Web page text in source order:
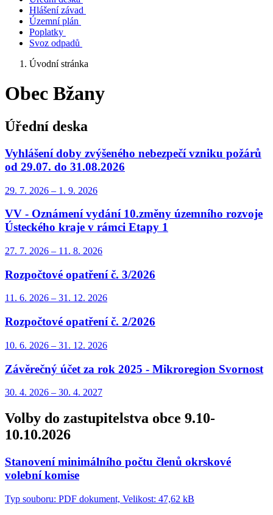
Hlášení závad
Územní plán
Poplatky
Svoz odpadů
Úvodní stránka
Obec Bžany
Úřední deska
Vyhlášení doby zvýšeného nebezpečí vzniku požárů
od 29.07. do 31.08.2026
29. 7. 2026 – 1. 9. 2026
VV - Oznámení vydání 10.změny územního rozvoje
Ústeckého kraje v rámci Etapy 1
27. 7. 2026 – 11. 8. 2026
Rozpočtové opatření č. 3/2026
11. 6. 2026 – 31. 12. 2026
Rozpočtové opatření č. 2/2026
10. 6. 2026 – 31. 12. 2026
Závěrečný účet za rok 2025 - Mikroregion Svornost
30. 4. 2026 – 30. 4. 2027
Volby do zastupitelstva obce 9.10-
10.10.2026
Stanovení minimálního počtu členů okrskové
volební komise
Typ souboru: PDF dokument, Velikost: 47,62 kB